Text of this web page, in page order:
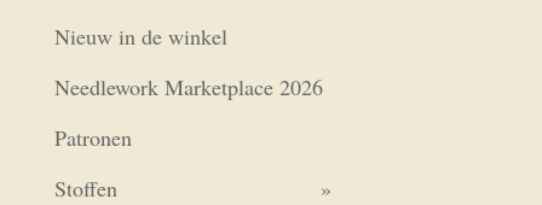
Nieuw in de winkel
Needlework Marketplace 2026
Patronen
Stoffen